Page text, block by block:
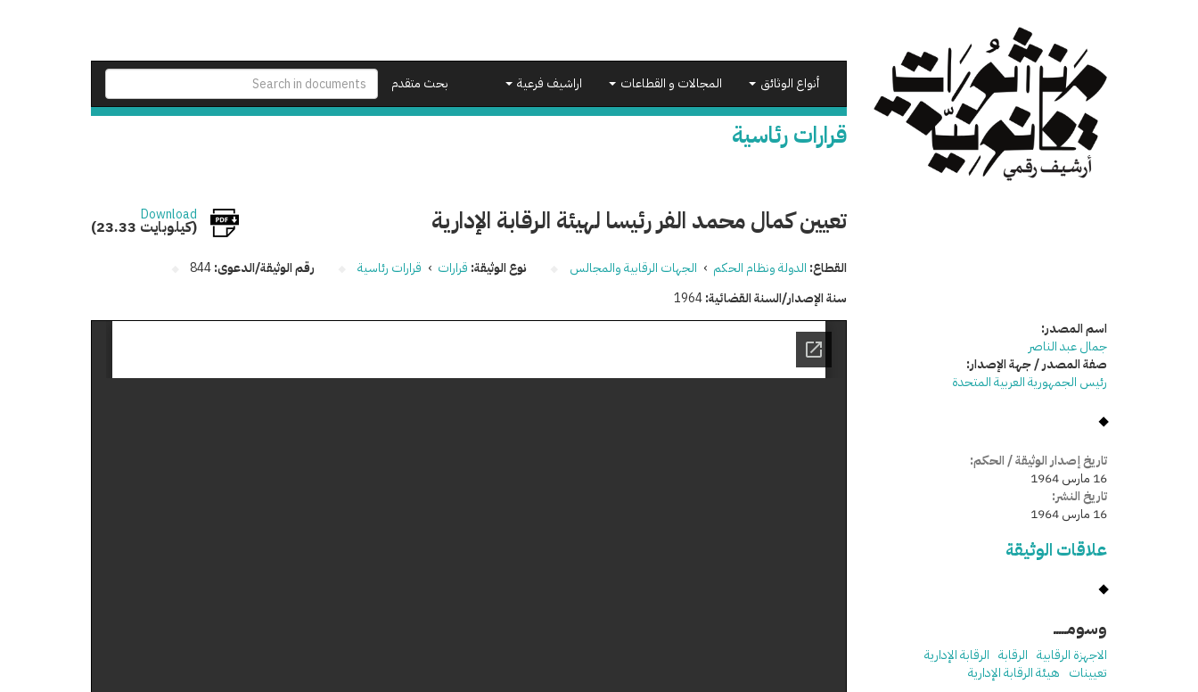
بحث متقدم
أنواع الوثائق المجالات و القطاعات اراشيف فرعية
قرارات رئاسية
تعيين كمال محمد الفر رئيسا لهيئة الرقابة الإدارية Download
(23.33 كيلوبايت)
القطاع: الدولة ونظام الحكم › الجهات الرقابية والمجالس نوع الوثيقة: قرارات › قرارات رئاسية رقم الوثيقة/الدعوى:844
سنة الإصدار/السنة القضائية:1964
اسم المصدر:
جمال عبد الناصر
صفة المصدر / جهة الإصدار:
رئيس الجمهورية العربية المتحدة
تاريخ إصدار الوثيقة / الحكم:
16 مارس 1964
تاريخ النشر:
16 مارس 1964
علاقات الوثيقة
وسومـــــ
الاجهزة الرقابية الرقابة الرقابة الإدارية
تعيينات هيئة الرقابة الإدارية